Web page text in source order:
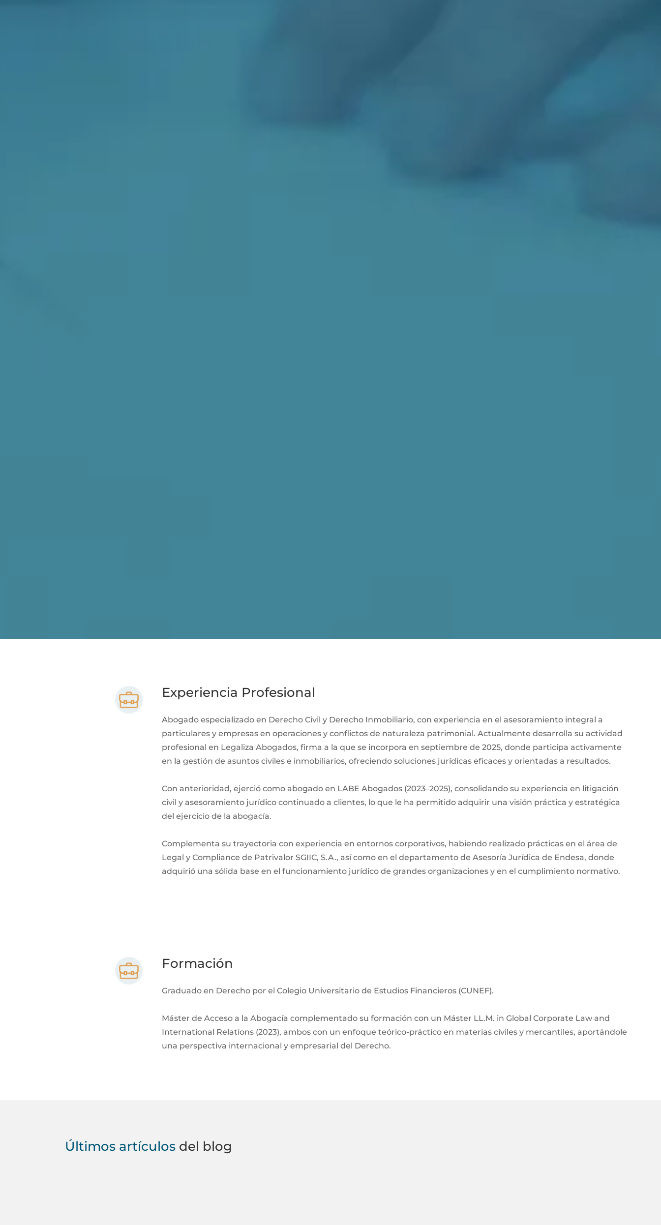
Experiencia Profesional
Abogado especializado en Derecho Civil y Derecho Inmobiliario, con experiencia en el asesoramiento integral a
particulares y empresas en operaciones y conflictos de naturaleza patrimonial. Actualmente desarrolla su actividad
profesional en Legaliza Abogados, firma a la que se incorpora en septiembre de 2025, donde participa activamente
en la gestión de asuntos civiles e inmobiliarios, ofreciendo soluciones jurídicas eficaces y orientadas a resultados.
Con anterioridad, ejerció como abogado en LABE Abogados (2023–2025), consolidando su experiencia en litigación
civil y asesoramiento jurídico continuado a clientes, lo que le ha permitido adquirir una visión práctica y estratégica
del ejercicio de la abogacía.
Complementa su trayectoria con experiencia en entornos corporativos, habiendo realizado prácticas en el área de
Legal y Compliance de Patrivalor SGIIC, S.A., así como en el departamento de Asesoría Jurídica de Endesa, donde
adquirió una sólida base en el funcionamiento jurídico de grandes organizaciones y en el cumplimiento normativo.
Formación
Graduado en Derecho por el Colegio Universitario de Estudios Financieros (CUNEF).
Máster de Acceso a la Abogacía complementado su formación con un Máster LL.M. in Global Corporate Law and
International Relations (2023), ambos con un enfoque teórico-práctico en materias civiles y mercantiles, aportándole
una perspectiva internacional y empresarial del Derecho.
Últimos artículos del blog